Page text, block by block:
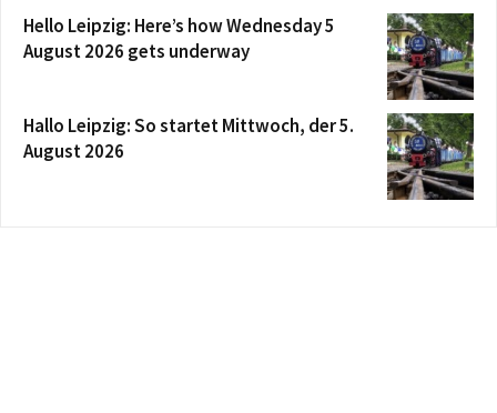
Hello Leipzig: Here’s how Wednesday 5
August 2026 gets underway
Hallo Leipzig: So startet Mittwoch, der 5.
August 2026